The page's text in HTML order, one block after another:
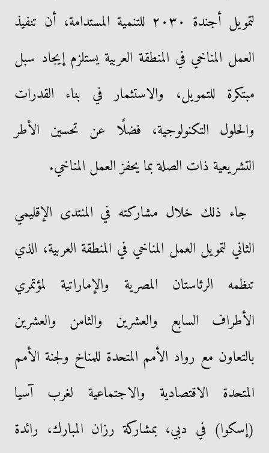
لتمويل أجندة ٢٠٣٠ للتنمية المستدامة، أن تنفيذ
العمل المناخي في المنطقة العربية يستلزم إيجاد سبل
مبتكرة للتمويل، والاستثمار في بناء القدرات
والحلول التكنولوجية، فضلًا عن تحسين الأطر
التشريعية ذات الصلة بما يحفز العمل المناخي.
جاء ذلك خلال مشاركته في المنتدى الإقليمي
الثاني لتمويل العمل المناخي في المنطقة العربية، الذي
تنظمه الرئاستان المصرية والإماراتية لمؤتمري
الأطراف السابع والعشرين والثامن والعشرين
بالتعاون مع رواد الأمم المتحدة للمناخ ولجنة الأمم
المتحدة الاقتصادية والاجتماعية لغرب آسيا
(إسكوا) في دبي، بمشاركة رزان المبارك، رائدة